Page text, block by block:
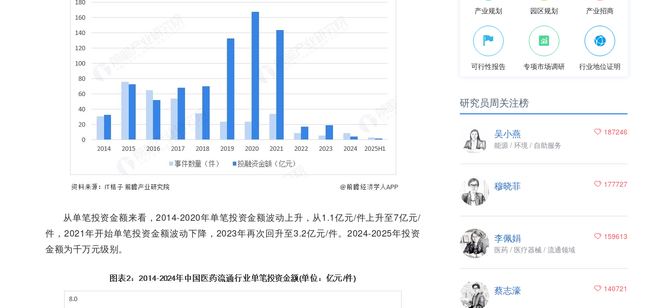
从单笔投资金额来看，2014-2020年单笔投资金额波动上升，从1.1亿元/件上升至7亿元/
件，2021年开始单笔投资金额波动下降，2023年再次回升至3.2亿元/件。2024-2025年投资
金额为千万元级别。
产业规划 园区规划 产业招商
可行性报告 专项市场调研 行业地位证明
研究员周关注榜
187246
吴小燕
能源 / 环境 / 自助服务
177727
穆晓菲
159613
李佩娟
医药 / 医疗器械 / 流通领域
140721
蔡志濠